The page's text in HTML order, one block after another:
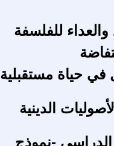
والعداء للفلسفة
في حياة مستقبلية
الدينية
الدراسي -نموذج